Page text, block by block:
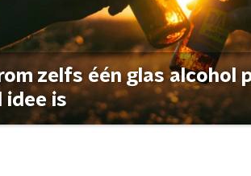
zelfs één glas alcohol
idee is